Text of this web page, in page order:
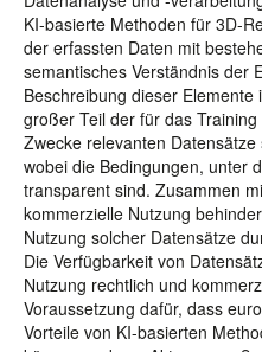
KI-basierte Methoden für 3D-
der erfassten Daten mit
semantisches Verständnis der
Beschreibung dieser
großer Teil der für das
Zwecke relevanten
wobei die Bedingungen, unter
transparent sind. Zusammen
kommerzielle Nutzung
Nutzung solcher Datensätze
Die Verfügbarkeit von
Nutzung rechtlich und
Voraussetzung dafür, dass
Vorteile von KI-basierten